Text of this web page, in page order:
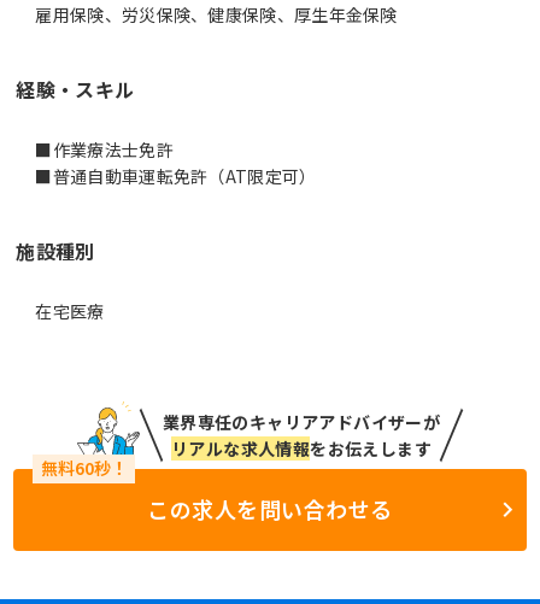
雇用保険、労災保険、健康保険、厚生年金保険
経験・スキル
■作業療法士免許
■普通自動車運転免許（AT限定可）
施設種別
在宅医療
業界専任のキャリアアドバイザーが
リアルな求人情報をお伝えします
この求人を問い合わせる